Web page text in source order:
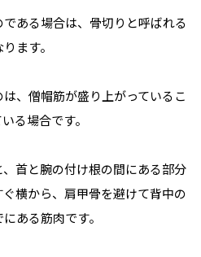
ある場合は、骨切りと呼ばれる
ます。
、僧帽筋が盛り上がっているこ
る場合です。
首と腕の付け根の間にある部分
横から、肩甲骨を避けて背中の
ある筋肉です。